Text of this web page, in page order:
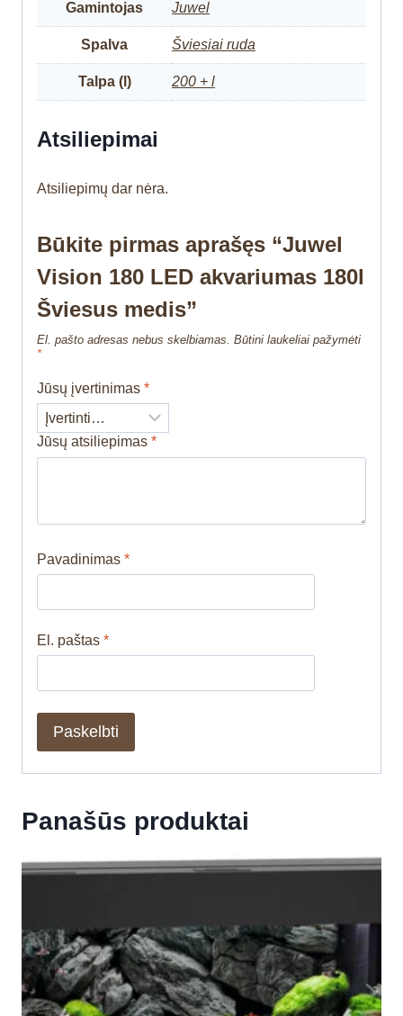
Gamintojas Juwel
Spalva Šviesiai ruda
Talpa (l) 200 + l
Atsiliepimai
Atsiliepimų dar nėra.
Būkite pirmas aprašęs “Juwel
Vision 180 LED akvariumas 180l
Šviesus medis”
El. pašto adresas nebus skelbiamas. Būtini laukeliai pažymėti
*
Jūsų įvertinimas *
Jūsų atsiliepimas *
Pavadinimas *
El. paštas *
Panašūs produktai